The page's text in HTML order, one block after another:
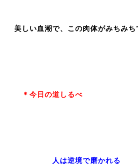
美しい血潮で、この肉体がみちみち
＊今日の道しるべ
人は逆境で磨かれる